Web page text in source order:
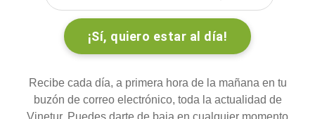
Recibe cada día, a primera hora de la mañana en tu
buzón de correo electrónico, toda la actualidad de